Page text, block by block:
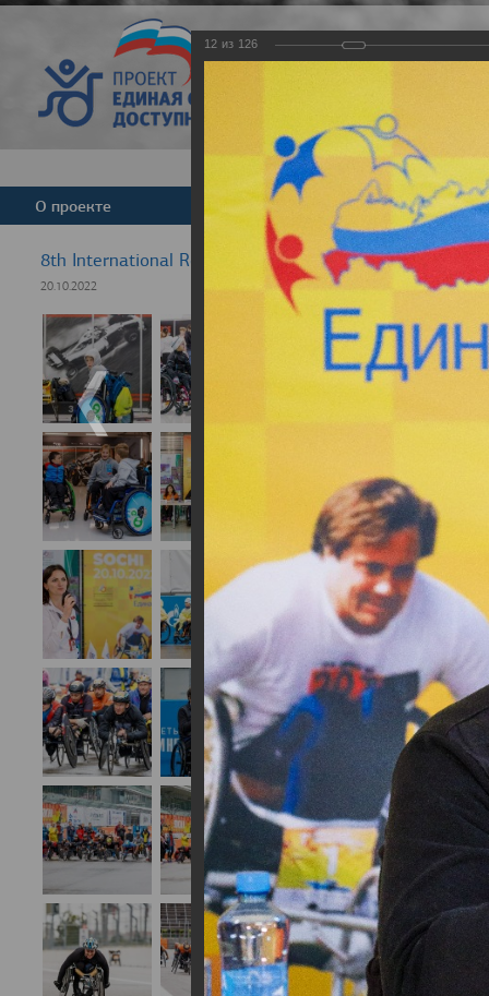
Версия для
О проекте Команда Новости
8th International Rezept-Sport Wheelchair Half
20.10.2022
12 из 126